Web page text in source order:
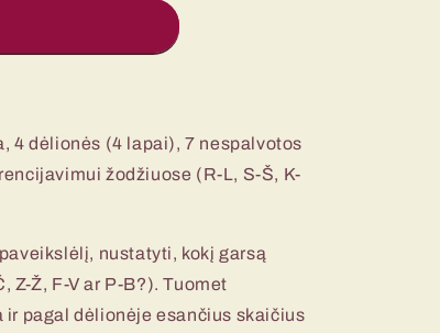
4 dėlionės (4 lapai), 7 nespalvotos
žodžiuose (R-L, S-Š, K-
nustatyti, kokį garsą
Z-Ž, F-V ar P-B?). Tuomet
pagal dėlionėje esančius skaičius